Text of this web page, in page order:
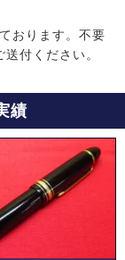
おります。不要
付ください。
績